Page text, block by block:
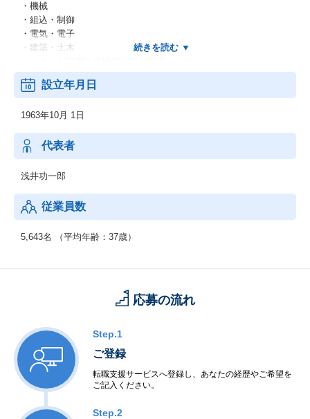
・機械
・組込・制御
・電気・電子
・建築・土木
・金融業における業務コンサル
・SI業におけるテスト・検証、ツール開発
ボディ、シャーシ設計／ワイヤーハーネス設計生産技術
：生産ライン制御システムの開発品質管理
：生産設備保全、改善業務生産管理：生産管理システム開発・保
守社内システム
：財務管理システム／社内ネットワーク構築
設立年月日
1963年10月 1日
代表者
浅井功一郎
従業員数
5,643名 （平均年齢：37歳）
応募の流れ
Step.1
ご登録
転職支援サービスへ登録し、あなたの経歴やご希望を
ご記入ください。
Step.2